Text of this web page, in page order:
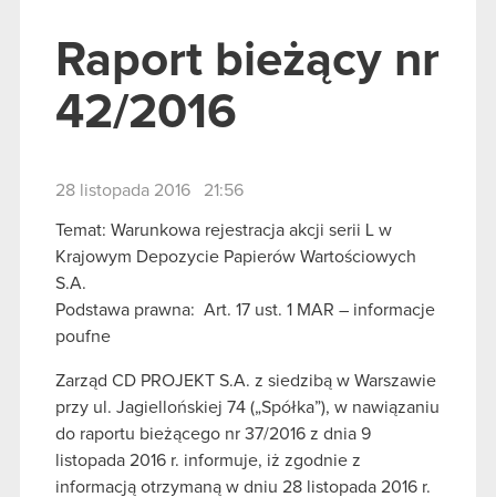
Raport bieżący nr
42/2016
28 listopada 2016 21:56
Temat: Warunkowa rejestracja akcji serii L w
Krajowym Depozycie Papierów Wartościowych
S.A.
Podstawa prawna: Art. 17 ust. 1 MAR – informacje
poufne
Zarząd CD PROJEKT S.A. z siedzibą w Warszawie
przy ul. Jagiellońskiej 74 („Spółka”), w nawiązaniu
do raportu bieżącego nr 37/2016 z dnia 9
listopada 2016 r. informuje, iż zgodnie z
informacją otrzymaną w dniu 28 listopada 2016 r.